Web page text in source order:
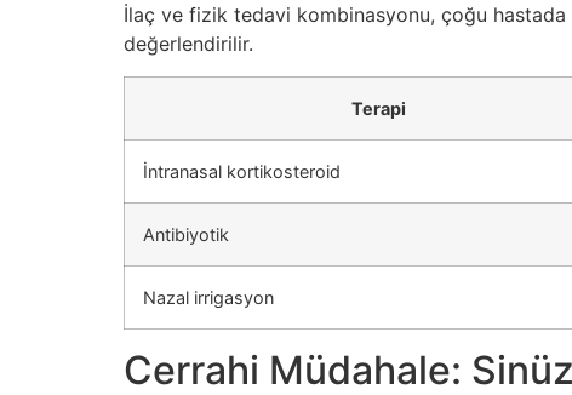
İlaç ve fizik tedavi kombinasyonu, çoğu hastada
değerlendirilir.
Terapi
İntranasal kortikosteroid
Antibiyotik
Nazal irrigasyon
Cerrahi Müdahale: